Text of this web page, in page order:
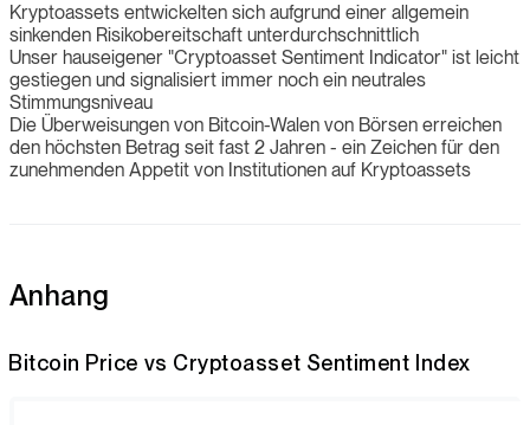
Kryptoassets entwickelten sich aufgrund einer allgemein
sinkenden Risikobereitschaft unterdurchschnittlich
Unser hauseigener "Cryptoasset Sentiment Indicator" ist leicht
gestiegen und signalisiert immer noch ein neutrales
Stimmungsniveau
Die Überweisungen von Bitcoin-Walen von Börsen erreichen
den höchsten Betrag seit fast 2 Jahren - ein Zeichen für den
zunehmenden Appetit von Institutionen auf Kryptoassets
Anhang
Bitcoin Price vs Cryptoasset Sentiment Index